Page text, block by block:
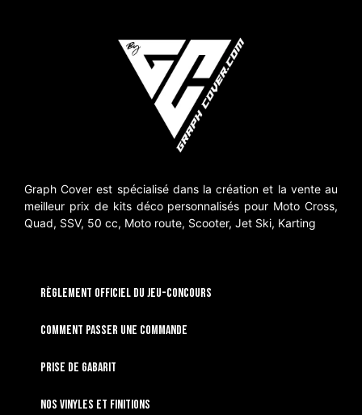
Graph Cover est spécialisé dans la création et la vente au
meilleur prix de kits déco personnalisés pour Moto Cross,
Quad, SSV, 50 cc, Moto route, Scooter, Jet Ski, Karting
RÈGLEMENT OFFICIEL DU JEU-CONCOURS
Comment passer une commande
Prise de gabarit
Nos vinyles et finitions